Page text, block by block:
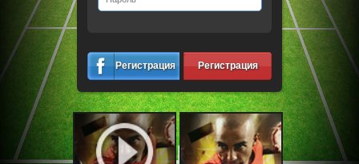
Регистрация Регистрация